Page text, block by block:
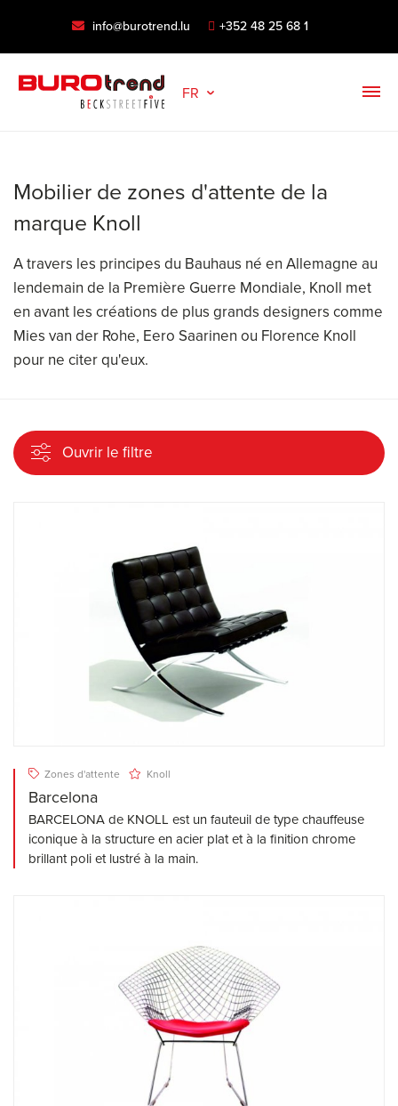
info@burotrend.lu +352 48 25 68 1
FR
Mobilier de zones d'attente de la
marque Knoll
A travers les principes du Bauhaus né en Allemagne au
lendemain de la Première Guerre Mondiale, Knoll met
en avant les créations de plus grands designers comme
Mies van der Rohe, Eero Saarinen ou Florence Knoll
pour ne citer qu'eux.
Ouvrir le filtre
Zones d'attente Knoll
Barcelona
BARCELONA de KNOLL est un fauteuil de type chauffeuse
iconique à la structure en acier plat et à la finition chrome
brillant poli et lustré à la main.